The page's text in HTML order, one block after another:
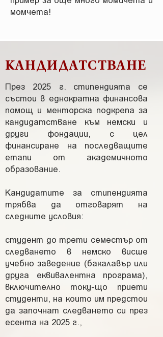
момчета!
КАНДИДАТСТВАНЕ
През 2025 г. стипендията се
състои в еднократна финансова
помощ и менторска подкрепа за
кандидатстване към немски и
други фондации, с цел
финансиране на последващите
етапи от академичното
образование.
Кандидатите за стипендията
трябва да отговарят на
следните условия:
студент до трети семестър от
следването в немско висше
учебно заведение (бакалавър или
друга еквивалентна програма),
включително току-що приети
студенти, на които им предстои
да започнат следването си през
есента на 2025 г., ​